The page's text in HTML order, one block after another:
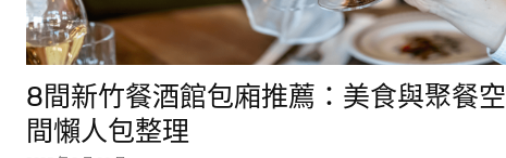
8間新竹餐酒館包廂推薦：美食與聚餐空
間懶人包整理